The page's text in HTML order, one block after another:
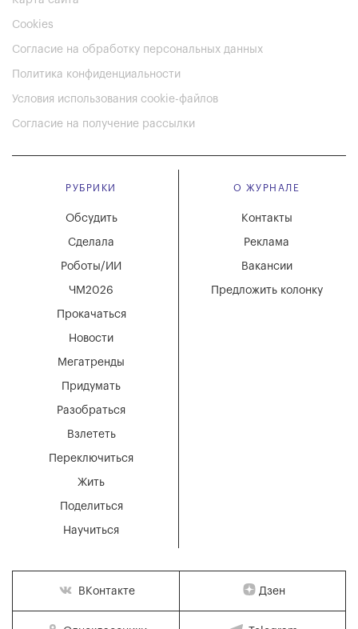
Cookies
Согласие на обработку персональных данных
Политика конфиденциальности
Условия использования cookie-файлов
Согласие на получение рассылки
РУБРИКИ
Мегатренды
Придумать
Разобраться
Взлететь
Новости
Переключиться
Жить
Поделиться
Научиться
Обсудить
Сделала
Роботы/ИИ
ЧМ2026
Прокачаться
О ЖУРНАЛЕ
Вакансии
Реклама
Контакты
Предложить колонку
ВКонтакте Дзен